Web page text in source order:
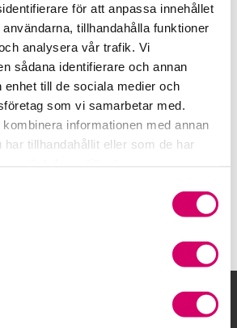
för att anpassa innehållet
tillhandahålla funktioner
analysera vår trafik. Vi
sådana identifierare och annan
enhet till de sociala medier och
som vi samarbetar med.
informationen med annan
har tillhandahållit eller som de har
konsulter